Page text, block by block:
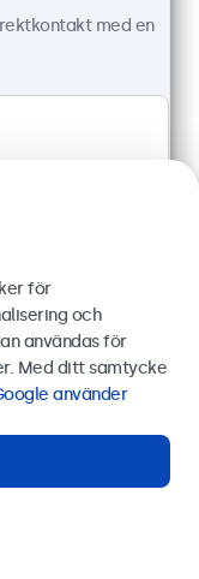
med en
för
och
användas för
Med ditt samtycke
använder